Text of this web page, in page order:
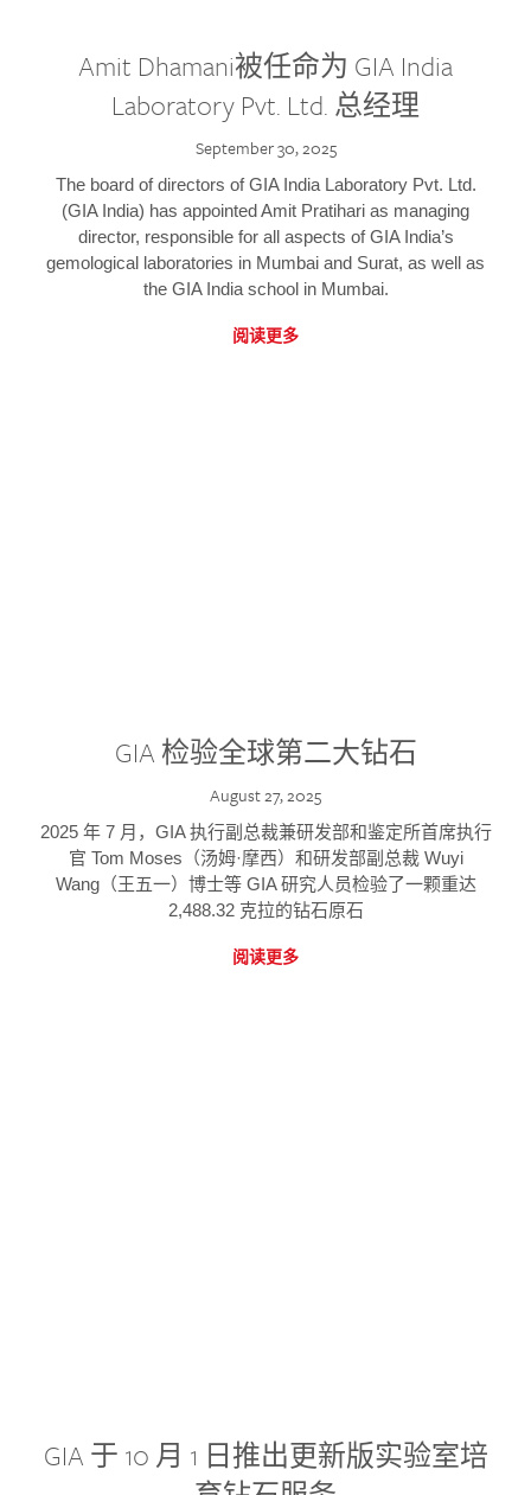
Amit Dhamani被任命为 GIA India
Laboratory Pvt. Ltd. 总经理
September 30, 2025
The board of directors of GIA India Laboratory Pvt. Ltd.
(GIA India) has appointed Amit Pratihari as managing
director, responsible for all aspects of GIA India’s
gemological laboratories in Mumbai and Surat, as well as
the GIA India school in Mumbai.
阅读更多
GIA 检验全球第二大钻石
August 27, 2025
2025 年 7 月，GIA 执行副总裁兼研发部和鉴定所首席执行
官 Tom Moses（汤姆·摩西）和研发部副总裁 Wuyi
Wang（王五一）博士等 GIA 研究人员检验了一颗重达
2,488.32 克拉的钻石原石
阅读更多
GIA 于 10 月 1 日推出更新版实验室培